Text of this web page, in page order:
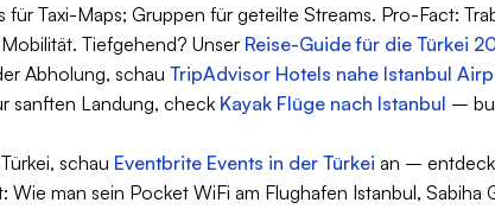
für Taxi-Maps; Gruppen für geteilte Streams. Pro-Fact:
Tiefgehend? Unser Reise-Guide für die Türkei
Abholung, schau TripAdvisor Hotels nahe Istanbul
sanften Landung, check Kayak Flüge nach Istanbul –
schau Eventbrite Events in der Türkei an –
man sein Pocket WiFi am Flughafen Istanbul, Sabiha